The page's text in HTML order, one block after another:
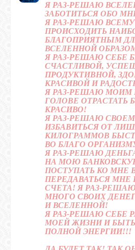
Я РАЗ-РЕШАЮ
ЗАБОТИТЬСЯ ОБО
Я РАЗ-РЕШАЮ
ПРОИСХОДИТЬ
БЛАГОПРИЯТНЫМ
ВСЕЛЕННОЙ
Я РАЗ-РЕШАЮ СЕБЕ
СЧАСТЛИВОЙ,
ПРОДУКТИВНОЙ,
КРАСИВОЙ И
Я РАЗ-РЕШАЮ МОИМ
ГОЛОВЕ ОТРАСТАТЬ
КРАСИВО!
Я РАЗ-РЕШАЮ
ИЗБАВИТЬСЯ ОТ
КИЛОГРАММОВ
ВО БЛАГО
Я РАЗ-РЕШАЮ
НА МОЮ
ПОСТУПАТЬ КО МНЕ
ПЕРЕДАВАТЬСЯ МНЕ
СЧЕТА! Я РАЗ-
МНОГО СВОИХ
И ВСЕЛЕННОЙ!
Я РАЗ-РЕШАЮ СЕБЕ
МОЕЙ ЖИЗНИ И
ПОЛНОЙ ЭНЕРГИИ!!!